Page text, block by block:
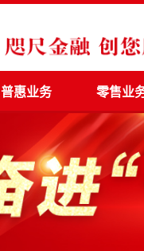
普惠业务 零售业